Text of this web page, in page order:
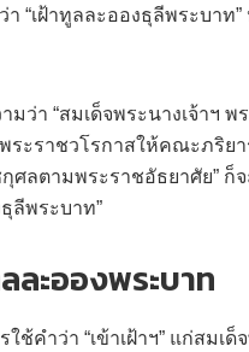
“เฝ้าทูลละอองธุลีพระบาท
มว่า “สมเด็จพระนางเจ้าฯ
ะราชวโรกาสให้คณะภริยา
ศลตามพระราชอัธยาศัย” ก็จ
ลีพระบาท”
ละอองพระบาท
ช้คำว่า “เข้าเฝ้าฯ” แก่สม